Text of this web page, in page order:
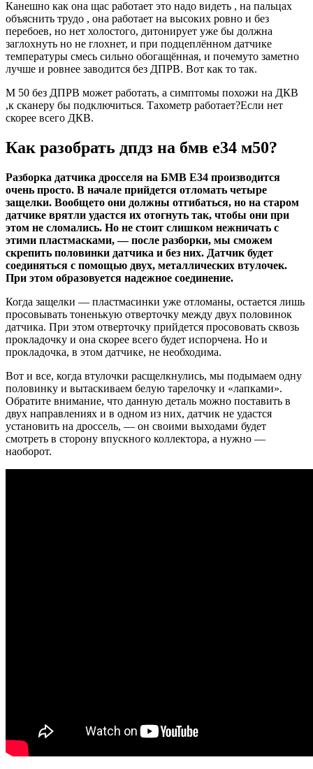
Канешно как она щас работает это надо видеть , на пальцах
объяснить трудо , она работает на высоких ровно и без
перебоев, но нет холостого, дитонирует уже бы должна
заглохнуть но не глохнет, и при подцеплённом датчике
температуры смесь сильно обогащённая, и почемуто заметно
лучше и ровнее заводится без ДПРВ. Вот как то так.
М 50 без ДПРВ может работать, а симптомы похожи на ДКВ
,к сканеру бы подключиться. Тахометр работает?Если нет
скорее всего ДКВ.
Как разобрать дпдз на бмв е34 м50?
Разборка датчика дросселя на БМВ Е34 производится
очень просто. В начале прийдется отломать четыре
защелки. Вообщето они должны отгибаться, но на старом
датчике врятли удастся их отогнуть так, чтобы они при
этом не сломались. Но не стоит слишком нежничать с
этими пластмасками, — после разборки, мы сможем
скрепить половинки датчика и без них. Датчик будет
соединяться с помощью двух, металлических втулочек.
При этом образовуется надежное соединение.
Когда защелки — пластмасинки уже отломаны, остается лишь
просовывать тоненькую отверточку между двух половинок
датчика. При этом отверточку прийдется просововать сквозь
прокладочку и она скорее всего будет испорчена. Но и
прокладочка, в этом датчике, не необходима.
Вот и все, когда втулочки расщелкнулись, мы подымаем одну
половинку и вытаскиваем белую тарелочку и «лапками».
Обратите внимание, что данную деталь можно поставить в
двух направлениях и в одном из них, датчик не удастся
установить на дроссель, — он своими выходами будет
смотреть в сторону впускного коллектора, а нужно —
наоборот.